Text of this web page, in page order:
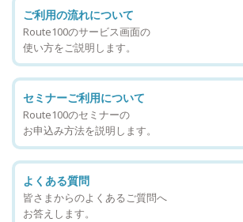
ご利用の流れについて
Route100のサービス画面の
使い方をご説明します。
セミナーご利用について
Route100のセミナーの
お申込み方法を説明します。
よくある質問
皆さまからのよくあるご質問へ
お答えします。